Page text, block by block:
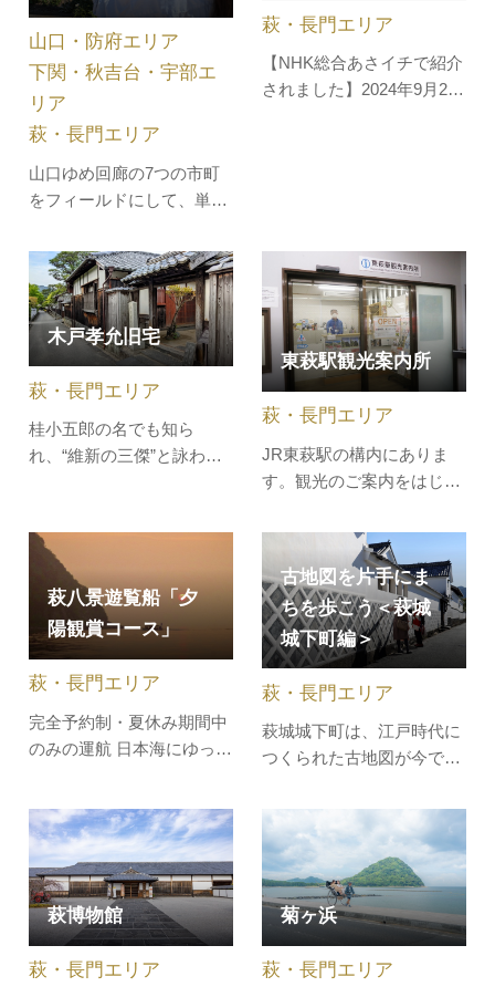
山口ゆめ回廊の7つの市町
をフィールドにして、単な
場でしか味わうことのでき
ない体験やサービス、食等
を楽しむことができる”謎解
き×まち歩き”イベント。圏
域内にちりばめられた全95
個のクエストをクリアし
山口・防府エリア
下関・秋吉台・宇部エ
リア
萩・長門エリア
【NHK総合あさイチで紹介
されました】2024年9月25
は、木彫りの猫や招き猫な
どさまざまな猫の置き物を
はじめ、猫のおみくじやお
守り、絵馬…
萩・長門エリア
木戸孝允旧宅
桂小五郎の名でも知ら
れ、“維新の三傑”と詠われ
きの家。誕生の部屋など12
部屋があり、当時のままの
姿をよく残しています。幼
少時代の手習いの書を表装
した掛け軸、写真などが展
萩・長門エリア
東萩駅観光案内所
JR東萩駅の構内にありま
す。観光のご案内をはじ
介等いたします。東萩駅は
周辺各地への路線バスの発
着点となっておりますの
で、観光の拠点として、お
気軽にお立ち寄り下さい。
車椅子の貸出しもしていま
す。（無料）萩地域で宿泊
される観光のお…
萩・長門エリア
萩八景遊覧船「夕
陽観賞コース」
完全予約制・夏休み期間中
のみの運航 日本海にゆっく
まる萩のまちを普段とは違
った目線で眺めてみません
か？◆運航期間／2026年7
月1日（水）～8月31日
（月） ※完全予約制 当
日の16時までにご予約下…
萩・長門エリア
古地図を片手にま
ちを歩こう＜萩城
城下町編＞
萩城城下町は、江戸時代に
つくられた古地図が今でも
どがよく保存されていま
す。古地図を片手に、世界
遺産に登録された町並みを
地元ガイドと一緒に歩き、
幕末の風雲児・高杉晋作
や、維新の三傑・木戸孝允
ゆかりの地などを巡りま
萩・長門エリア
萩博物館
萩・長門エリア
菊ヶ浜
萩・長門エリア